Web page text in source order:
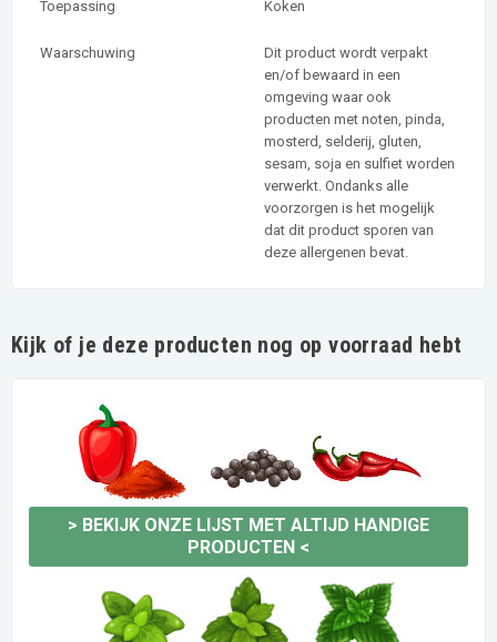
Toepassing Koken
Waarschuwing
Dit product wordt verpakt
en/of bewaard in een
omgeving waar ook
producten met noten, pinda,
mosterd, selderij, gluten,
sesam, soja en sulfiet worden
verwerkt. Ondanks alle
voorzorgen is het mogelijk
dat dit product sporen van
deze allergenen bevat.
Kijk of je deze producten nog op voorraad hebt
> BEKIJK ONZE LIJST MET ALTIJD HANDIGE
PRODUCTEN <